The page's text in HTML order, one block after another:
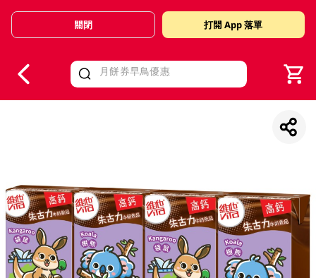
Valid Until 30 June 2026
關閉 打開 App 落單